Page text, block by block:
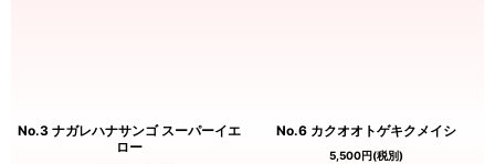
No.3 ナガレハナサンゴ スーパーイエ
ロー
No.6 カクオオトゲキクメイシ
5,500円(税別)